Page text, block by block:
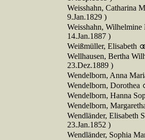
Weisshahn, Catharina
9.Jan.1829 )
Weisshahn,
14.Jan.1887 )
Weißmüller, Elisabeth
Wellhausen, Bertha
23.Dez.1889 )
Wendelborn, Anna
Wendelborn, Dorothea
Wendelborn, Hanna
Wendelborn,
Wendländer, Elisabeth
23.Jan.1852 )
Wendländer, Sophia